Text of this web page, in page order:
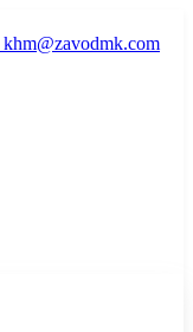
khm@zavodmk.com